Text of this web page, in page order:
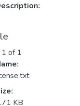
of 1
KB